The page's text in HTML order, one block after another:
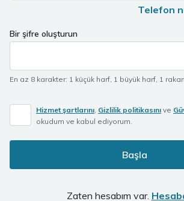
Telefon
Bir şifre oluşturun
En az 8 karakter: 1 küçük harf, 1 büyük harf, 1
Hizmet şartlarını, Gizlilik politikasını ve
okudum ve kabul ediyorum.
Başla
Zaten hesabım var.